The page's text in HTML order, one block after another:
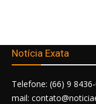
Notícia Exata
Telefone: (66) 9
mail: